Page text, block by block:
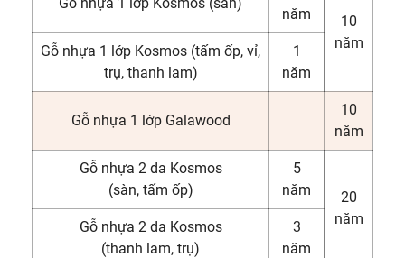
năm
10
năm
Gỗ nhựa 1 lớp Kosmos (tấm ốp, vỉ,
trụ, thanh lam)
1
năm
Gỗ nhựa 1 lớp Galawood
10
năm
Gỗ nhựa 2 da Kosmos
(sàn, tấm ốp)
5
năm
20
năm
Gỗ nhựa 2 da Kosmos
(thanh lam, trụ)
3
năm